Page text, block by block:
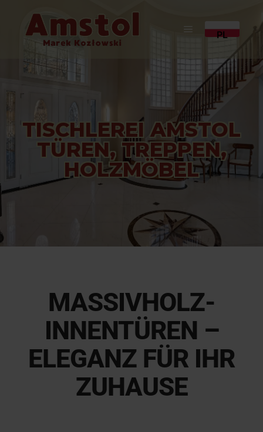
PL
TISCHLEREI AMSTOL
TÜREN, TREPPEN,
HOLZMÖBEL
MASSIVHOLZ-
INNENTÜREN –
ELEGANZ FÜR IHR
ZUHAUSE